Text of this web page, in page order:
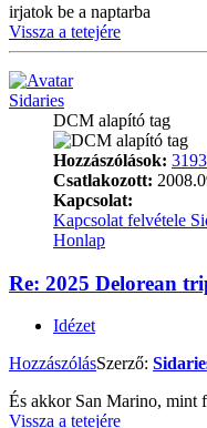
irjatok be a naptarba
Vissza a tetejére
Sidaries
DCM alapító tag
Hozzászólások: 3193
Csatlakozott:
Kapcsolat:
Kapcsolat felvétele
Honlap
Re: 2025 Delorean
Idézet
HozzászólásSzerző:
És akkor San Marino, mint
Vissza a tetejére